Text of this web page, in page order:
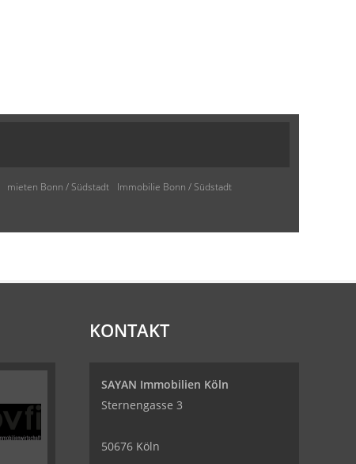
mieten Bonn / Südstadt
Immobilie Bonn / Südstadt
KONTAKT
SAYAN Immobilien Köln
Sternengasse 3
50676 Köln